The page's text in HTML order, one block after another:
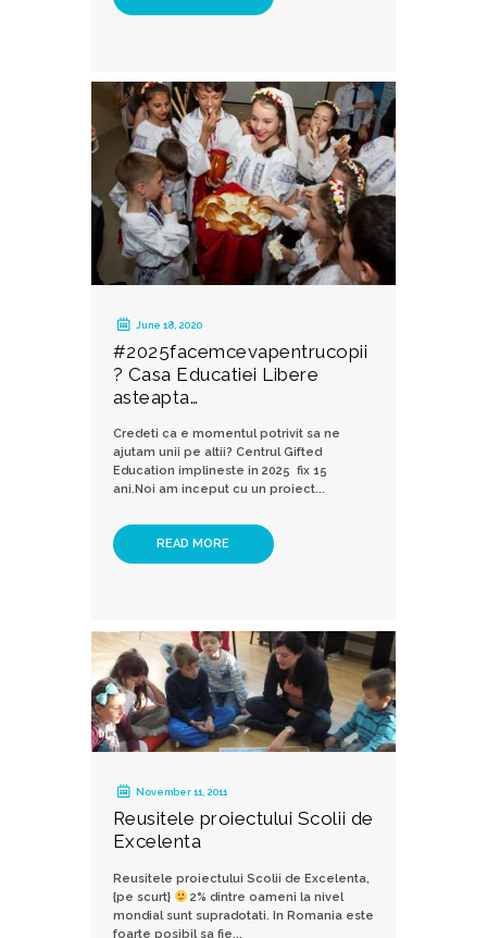
June 18, 2020
#2025facemcevapentrucopii
? Casa Educatiei Libere
asteapta…
Credeti ca e momentul potrivit sa ne
ajutam unii pe altii? Centrul Gifted
Education implineste in 2025 fix 15
ani.Noi am inceput cu un proiect...
READ MORE
November 11, 2011
Reusitele proiectului Scolii de
Excelenta
Reusitele proiectului Scolii de Excelenta,
{pe scurt}
2% dintre oameni la nivel
mondial sunt supradotati. In Romania este
foarte posibil sa fie...